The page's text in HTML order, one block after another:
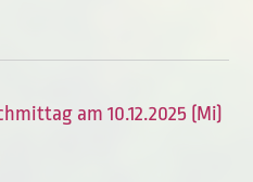
am 10.12.2025 (Mi)